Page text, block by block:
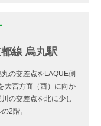
線 烏丸駅
の交差点をLAQUE側
大宮方面（西）に向か
の交差点を北に少し
2階。